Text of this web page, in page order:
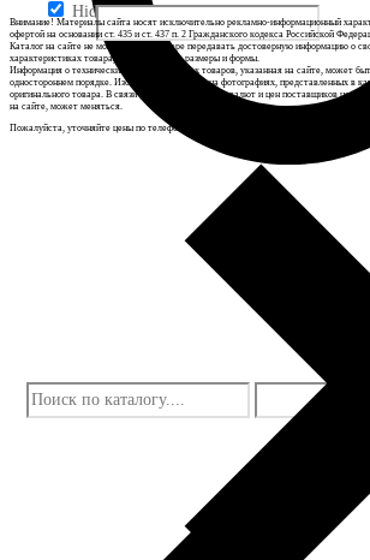
Hidden label
Внимание! Материалы сайта носят исключительно рекламно-информационный
офертой на основании ст. 435 и ст. 437 п. 2 Гражданского кодекса Российской
Каталог на сайте не может в полной мере передавать достоверную информацию о
характеристиках товара, включая цвета, размеры и формы.
Информация о технических характеристиках товаров, указанная на сайте, может
одностороннем порядке. Изображения товаров на фотографиях, представленных в
оригинального товара. В связи с изменением курсов валют и цен поставщиков цена
на сайте, может меняться.
Пожалуйста, уточняйте цены по телефону у наших менеджеров.